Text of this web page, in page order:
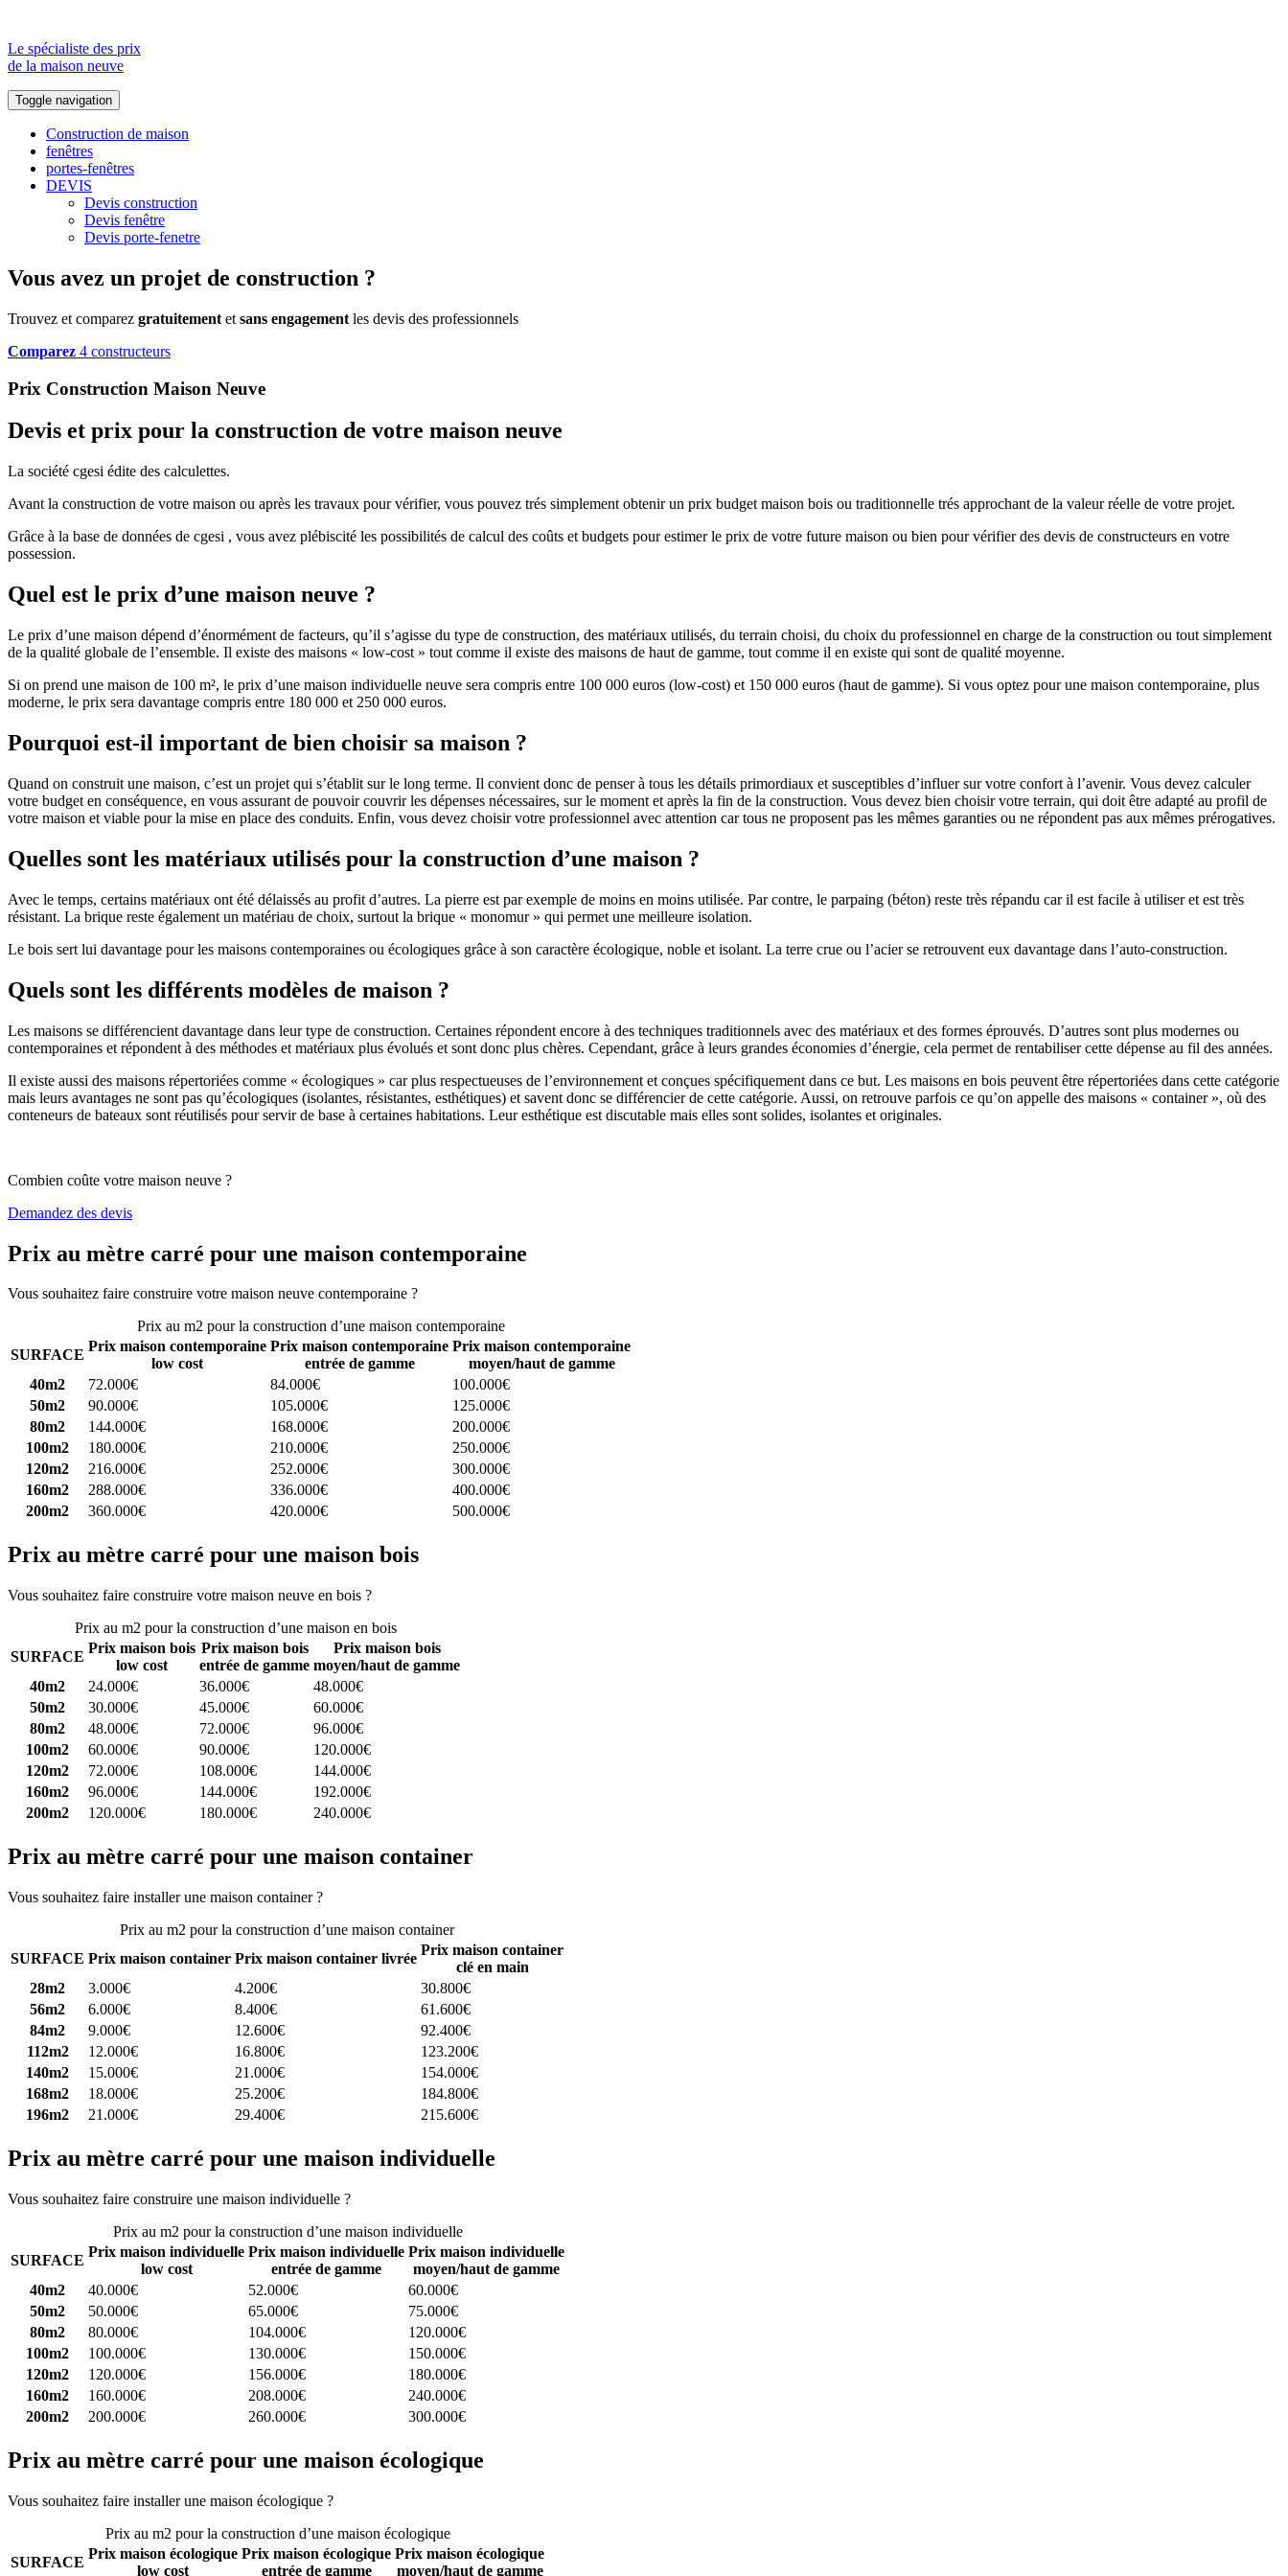
Le spécialiste des prix
de la maison neuve
Toggle navigation
Construction de maison
fenêtres
portes-fenêtres
DEVIS
Devis construction
Devis fenêtre
Devis porte-fenetre
Vous avez un projet de construction ?
Trouvez et comparez gratuitement et sans engagement les devis des professionnels
Comparez 4 constructeurs
Prix Construction Maison Neuve
Devis et prix pour la construction de votre maison neuve
La société cgesi édite des calculettes.
Avant la construction de votre maison ou après les travaux pour vérifier, vous pouvez trés simplement obtenir un prix budget maison bois ou traditionnelle trés approchant de la valeur réelle de votre projet.
Grâce à la base de données de cgesi , vous avez plébiscité les possibilités de calcul des coûts et budgets pour estimer le prix de votre future maison ou bien pour vérifier des devis de constructeurs en votre
possession.
Quel est le prix d’une maison neuve ?
Le prix d’une maison dépend d’énormément de facteurs, qu’il s’agisse du type de construction, des matériaux utilisés, du terrain choisi, du choix du professionnel en charge de la construction ou tout simplement
de la qualité globale de l’ensemble. Il existe des maisons « low-cost » tout comme il existe des maisons de haut de gamme, tout comme il en existe qui sont de qualité moyenne.
Si on prend une maison de 100 m², le prix d’une maison individuelle neuve sera compris entre 100 000 euros (low-cost) et 150 000 euros (haut de gamme). Si vous optez pour une maison contemporaine, plus
moderne, le prix sera davantage compris entre 180 000 et 250 000 euros.
Pourquoi est-il important de bien choisir sa maison ?
Quand on construit une maison, c’est un projet qui s’établit sur le long terme. Il convient donc de penser à tous les détails primordiaux et susceptibles d’influer sur votre confort à l’avenir. Vous devez calculer
votre budget en conséquence, en vous assurant de pouvoir couvrir les dépenses nécessaires, sur le moment et après la fin de la construction. Vous devez bien choisir votre terrain, qui doit être adapté au profil de
votre maison et viable pour la mise en place des conduits. Enfin, vous devez choisir votre professionnel avec attention car tous ne proposent pas les mêmes garanties ou ne répondent pas aux mêmes prérogatives.
Quelles sont les matériaux utilisés pour la construction d’une maison ?
Avec le temps, certains matériaux ont été délaissés au profit d’autres. La pierre est par exemple de moins en moins utilisée. Par contre, le parpaing (béton) reste très répandu car il est facile à utiliser et est très
résistant. La brique reste également un matériau de choix, surtout la brique « monomur » qui permet une meilleure isolation.
Le bois sert lui davantage pour les maisons contemporaines ou écologiques grâce à son caractère écologique, noble et isolant. La terre crue ou l’acier se retrouvent eux davantage dans l’auto-construction.
Quels sont les différents modèles de maison ?
Les maisons se différencient davantage dans leur type de construction. Certaines répondent encore à des techniques traditionnels avec des matériaux et des formes éprouvés. D’autres sont plus modernes ou
contemporaines et répondent à des méthodes et matériaux plus évolués et sont donc plus chères. Cependant, grâce à leurs grandes économies d’énergie, cela permet de rentabiliser cette dépense au fil des années.
Il existe aussi des maisons répertoriées comme « écologiques » car plus respectueuses de l’environnement et conçues spécifiquement dans ce but. Les maisons en bois peuvent être répertoriées dans cette catégorie
mais leurs avantages ne sont pas qu’écologiques (isolantes, résistantes, esthétiques) et savent donc se différencier de cette catégorie. Aussi, on retrouve parfois ce qu’on appelle des maisons « container », où des
conteneurs de bateaux sont réutilisés pour servir de base à certaines habitations. Leur esthétique est discutable mais elles sont solides, isolantes et originales.
Combien coûte votre maison neuve ?
Demandez des devis
Prix au mètre carré pour une maison contemporaine
Vous souhaitez faire construire votre maison neuve contemporaine ?
Prix au m2 pour la construction d’une maison contemporaine
SURFACE
Prix maison contemporaine
low cost
Prix maison contemporaine
entrée de gamme
Prix maison contemporaine
moyen/haut de gamme
40m2
72.000€ 84.000€
100.000€
50m2
90.000€ 105.000€
125.000€
80m2
144.000€ 168.000€
200.000€
100m2
180.000€ 210.000€
250.000€
120m2
216.000€ 252.000€
300.000€
160m2
288.000€ 336.000€
400.000€
200m2
360.000€ 420.000€ 500.000€
Prix au mètre carré pour une maison bois
Vous souhaitez faire construire votre maison neuve en bois ?
Prix au m2 pour la construction d’une maison en bois
SURFACE
Prix maison bois
low cost
Prix maison bois
entrée de gamme
Prix maison bois
moyen/haut de gamme
40m2
24.000€ 36.000€
48.000€
50m2
30.000€ 45.000€
60.000€
80m2
48.000€ 72.000€
96.000€
100m2
60.000€ 90.000€
120.000€
120m2
72.000€ 108.000€
144.000€
160m2
96.000€ 144.000€
192.000€
200m2
120.000€ 180.000€ 240.000€
Prix au mètre carré pour une maison container
Vous souhaitez faire installer une maison container ?
Prix au m2 pour la construction d’une maison container
SURFACE Prix maison container Prix maison container livrée
Prix maison container
clé en main
28m2
3.000€ 4.200€
30.800€
56m2
6.000€ 8.400€
61.600€
84m2
9.000€ 12.600€
92.400€
112m2
12.000€ 16.800€
123.200€
140m2
15.000€ 21.000€
154.000€
168m2
18.000€ 25.200€
184.800€
196m2
21.000€ 29.400€ 215.600€
Prix au mètre carré pour une maison individuelle
Vous souhaitez faire construire une maison individuelle ?
Prix au m2 pour la construction d’une maison individuelle
SURFACE
Prix maison individuelle
low cost
Prix maison individuelle
entrée de gamme
Prix maison individuelle
moyen/haut de gamme
40m2
40.000€ 52.000€
60.000€
50m2
50.000€ 65.000€
75.000€
80m2
80.000€ 104.000€
120.000€
100m2
100.000€ 130.000€
150.000€
120m2
120.000€ 156.000€
180.000€
160m2
160.000€ 208.000€
240.000€
200m2
200.000€ 260.000€ 300.000€
Prix au mètre carré pour une maison écologique
Vous souhaitez faire installer une maison écologique ?
Prix au m2 pour la construction d’une maison écologique
SURFACE
Prix maison écologique
low cost
Prix maison écologique
entrée de gamme
Prix maison écologique
moyen/haut de gamme